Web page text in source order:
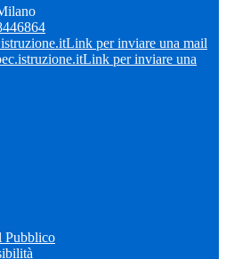
Link per inviare una mail
Link per inviare una
Pubblico